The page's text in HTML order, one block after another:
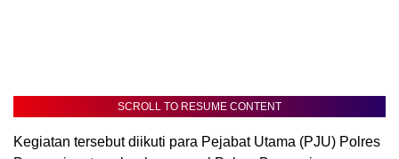
SCROLL TO RESUME CONTENT
Kegiatan tersebut diikuti para Pejabat Utama (PJU) Polres